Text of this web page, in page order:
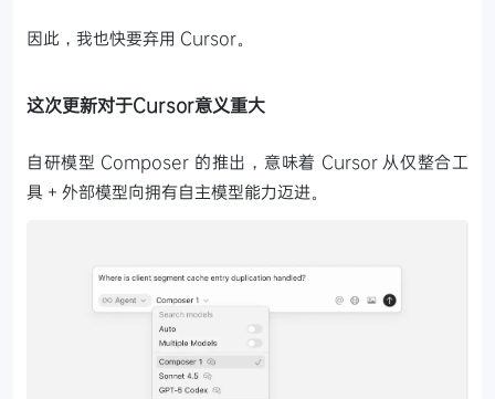
因此，我也快要弃用 Cursor。
这次更新对于Cursor意义重大
自研模型 Composer 的推出，意味着 Cursor 从仅整合工
具 + 外部模型向拥有自主模型能力迈进。